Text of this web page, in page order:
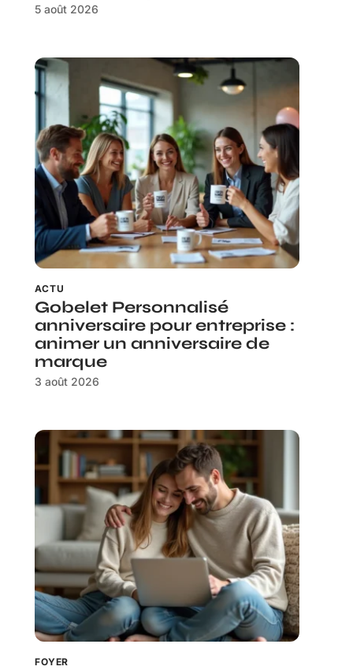
5 août 2026
ACTU
Gobelet Personnalisé
anniversaire pour entreprise :
animer un anniversaire de
marque
3 août 2026
FOYER